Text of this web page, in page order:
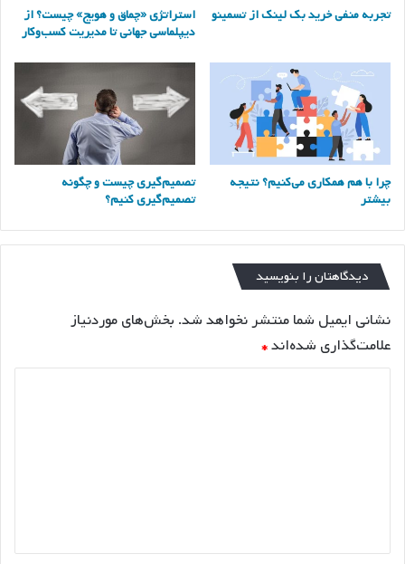
تجربه منفی خرید بک لینک از تسمینو
استراتژی «چماق و هویج» چیست؟ از
دیپلماسی جهانی تا مدیریت کسب‌وکار
چرا با هم همکاری می‌کنیم؟ نتیجه
بیشتر
تصمیم‌گیری چیست و چگونه
تصمیم‌گیری کنیم؟
دیدگاهتان را بنویسید
نشانی ایمیل شما منتشر نخواهد شد. بخش‌های موردنیاز
علامت‌گذاری شده‌اند*